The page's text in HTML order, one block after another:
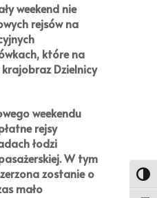
weekend nie
rejsów na
które na
krajobraz Dzielnicy
weekendu
rejsy
łodzi
W tym
zostanie o
mało